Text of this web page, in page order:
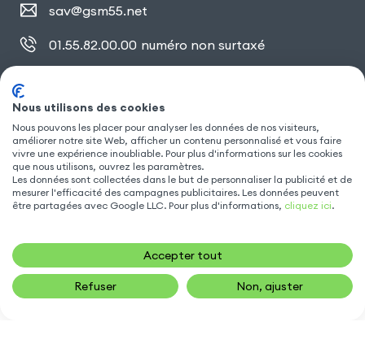
€ AJOUTER AU PANIER
sav@gsm55.net
01.55.82.00.00 numéro non surtaxé
SUIVEZ NOUS
Nous utilisons des cookies
Nous pouvons les placer pour analyser les données de nos visiteurs,
améliorer notre site Web, afficher un contenu personnalisé et vous faire
vivre une expérience inoubliable. Pour plus d'informations sur les cookies
que nous utilisons, ouvrez les paramètres.
Les données sont collectées dans le but de personnaliser la publicité et de
mesurer l'efficacité des campagnes publicitaires. Les données peuvent
être partagées avec Google LLC. Pour plus d'informations, cliquez ici.
Accepter tout
Refuser Non, ajuster